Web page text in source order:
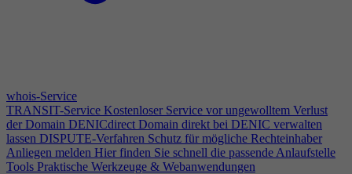
whois-Service
TRANSIT-Service Kostenloser Service vor ungewolltem Verlust
der Domain DENICdirect Domain direkt bei DENIC verwalten
lassen DISPUTE-Verfahren Schutz für mögliche Rechteinhaber
Anliegen melden Hier finden Sie schnell die passende Anlaufstelle
Tools Praktische Werkzeuge & Webanwendungen